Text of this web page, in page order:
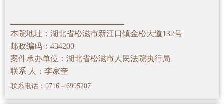
本院地址：湖北省松滋市新江口镇金松大道132号
邮政编码：434200
案件承办单位：湖北省松滋市人民法院执行局
联系 人：李家奎
联系电话：0716－6995207